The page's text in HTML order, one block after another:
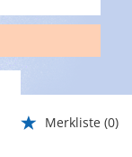
Merkliste (0)